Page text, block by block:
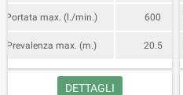
Portata max. (l./min.) 600
Prevalenza max. (m.) 20.5
DETTAGLI